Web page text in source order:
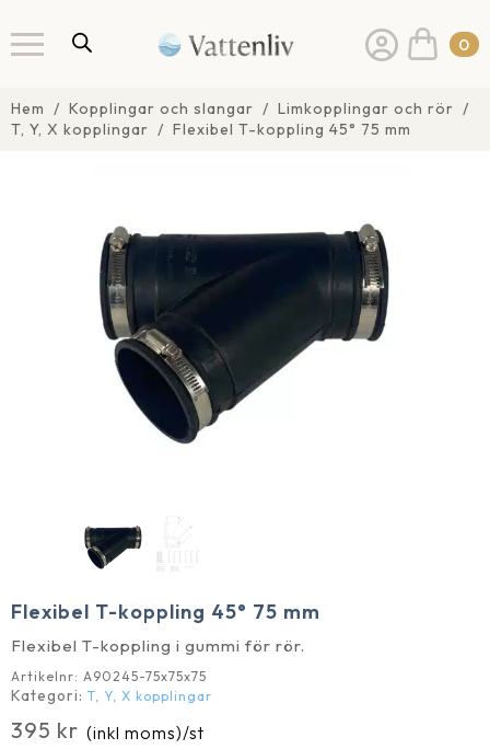
0
Hem Kopplingar och slangar
Limkopplingar och rör
T, Y, X kopplingar
Flexibel T-koppling 45° 75 mm
Flexibel T-koppling 45° 75 mm
Flexibel T-koppling i gummi för rör.
Artikelnr: A90245-75x75x75
Kategori: T, Y, X kopplingar
395 kr (inkl moms)/st